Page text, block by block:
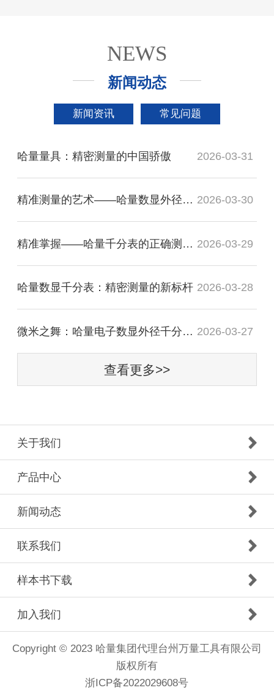
NEWS
新闻动态
新闻资讯 常见问题
哈量量具：精密测量的中国骄傲 2026-03-31
精准测量的艺术——哈量数显外径千分尺操作指南 2026-03-30
精准掌握——哈量千分表的正确测量技巧 2026-03-29
哈量数显千分表：精密测量的新标杆 2026-03-28
微米之舞：哈量电子数显外径千分尺的精密之旅 2026-03-27
查看更多>>
关于我们
产品中心
新闻动态
联系我们
样本书下载
加入我们
Copyright © 2023 哈量集团代理台州万量工具有限公司
版权所有
浙ICP备2022029608号